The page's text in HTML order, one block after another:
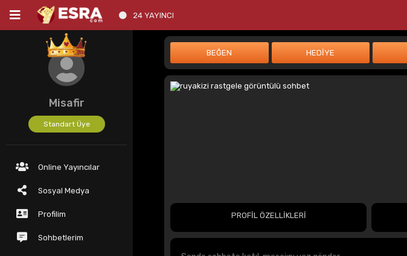
24 YAYINCI
Misafir
Standart Üye
Online Yayıncılar
Sosyal Medya
Profilim
Sohbetlerim
PROFİL ÖZELLİKLERİ